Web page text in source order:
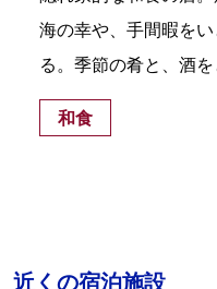
海の幸や、手間暇を
る。季節の肴と、酒を
和食
近くの宿泊施設